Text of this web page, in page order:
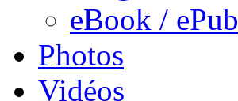
eBook / ePub
Photos
Vidéos